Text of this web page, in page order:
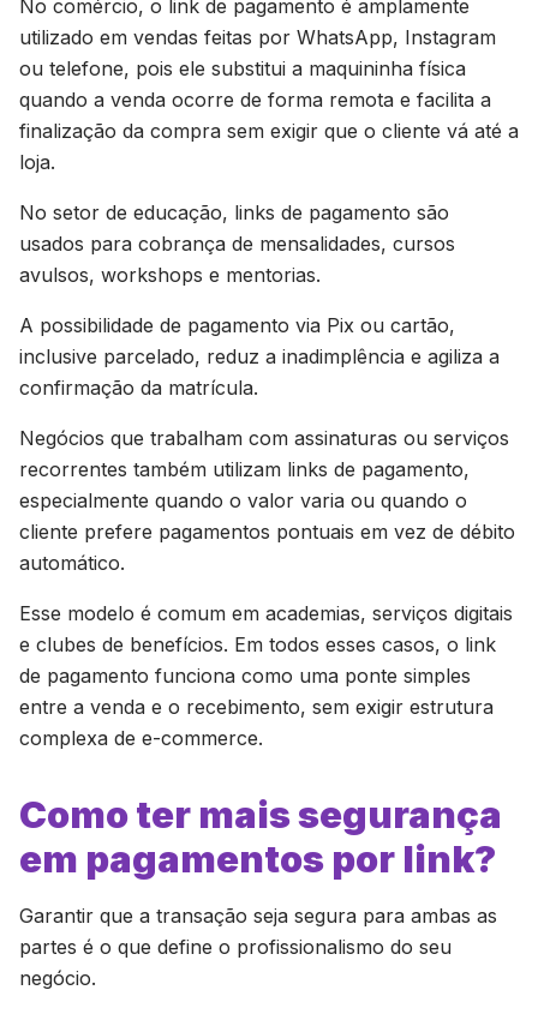
No comércio, o link de pagamento é amplamente
utilizado em vendas feitas por WhatsApp, Instagram
ou telefone, pois ele substitui a maquininha física
quando a venda ocorre de forma remota e facilita a
finalização da compra sem exigir que o cliente vá até a
loja.
No setor de educação, links de pagamento são
usados para cobrança de mensalidades, cursos
avulsos, workshops e mentorias.
A possibilidade de pagamento via Pix ou cartão,
inclusive parcelado, reduz a inadimplência e agiliza a
confirmação da matrícula.
Negócios que trabalham com assinaturas ou serviços
recorrentes também utilizam links de pagamento,
especialmente quando o valor varia ou quando o
cliente prefere pagamentos pontuais em vez de débito
automático.
Esse modelo é comum em academias, serviços digitais
e clubes de benefícios. Em todos esses casos, o link
de pagamento funciona como uma ponte simples
entre a venda e o recebimento, sem exigir estrutura
complexa de e-commerce.
Como ter mais segurança
em pagamentos por link?
Garantir que a transação seja segura para ambas as
partes é o que define o profissionalismo do seu
negócio.